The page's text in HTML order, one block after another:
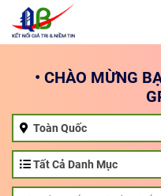
• CHÀO MỪNG
Toàn Quốc
Tất Cả Danh Mục